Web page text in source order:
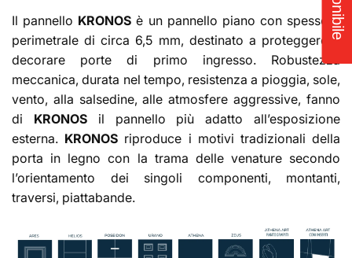
Il pannello KRONOS è un pannello piano con spessore
perimetrale di circa 6,5 mm, destinato a proteggere e
decorare porte di primo ingresso. Robustezza
meccanica, durata nel tempo, resistenza a pioggia, sole,
vento, alla salsedine, alle atmosfere aggressive, fanno
di KRONOSil pannello più adatto all’esposizione
esterna. KRONOS riproduce i motivi tradizionali della
porta in legno con la trama delle venature secondo
l’orientamento dei singoli componenti, montanti,
traversi, piattabande.